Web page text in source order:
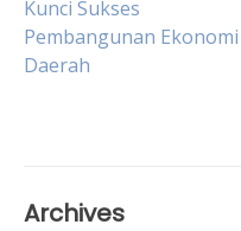
navigation
Kunci Sukses
Pembangunan Ekonomi
Daerah
Archives